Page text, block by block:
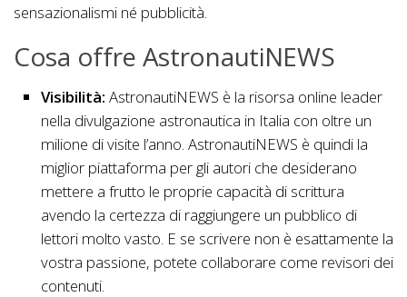
sensazionalismi né pubblicità.
Cosa offre AstronautiNEWS
Visibilità: AstronautiNEWS è la risorsa online leader
nella divulgazione astronautica in Italia con oltre un
milione di visite l’anno. AstronautiNEWS è quindi la
miglior piattaforma per gli autori che desiderano
mettere a frutto le proprie capacità di scrittura
avendo la certezza di raggiungere un pubblico di
lettori molto vasto. E se scrivere non è esattamente la
vostra passione, potete collaborare come revisori dei
contenuti.